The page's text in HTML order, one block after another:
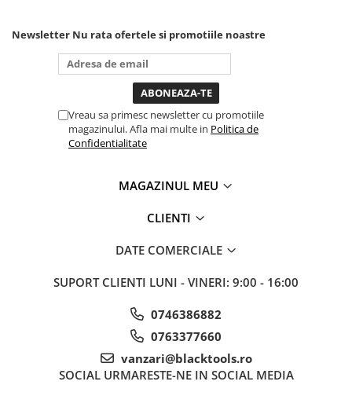
Sisteme de ridicare si sustinere
Cricuri Hidraulice
Surubelnite Si Biti
Truse de surubelnite
Masini de echilibrat roti
Scule Vulcanizare
puternica si de la baterie care
tine destul de mult dar daca o
bagi la priza nu mai ai treaba
toata ziua ,ce...
Newsletter Nu rata ofertele si promotiile noastre
Vreau sa primesc newsletter cu promotiile
magazinului. Afla mai multe in Politica de
Confidentialitate
MAGAZINUL MEU
CLIENTI
DATE COMERCIALE
SUPORT CLIENTI LUNI - VINERI: 9:00 - 16:00
0746386882
0763377660
vanzari@blacktools.ro
SOCIAL URMARESTE-NE IN SOCIAL MEDIA